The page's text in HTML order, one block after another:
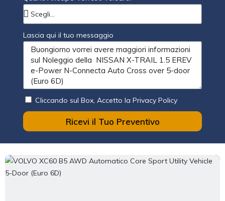
Lascia qui il tuo messaggio
Cliccando sul Box, Accetto la Privacy Policy
Ricevi il Tuo Preventivo